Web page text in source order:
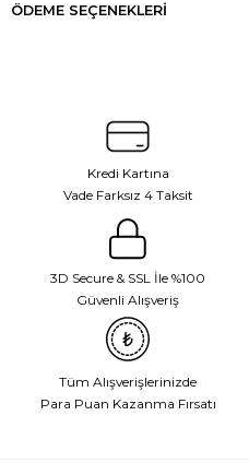
ÖDEME SEÇENEKLERI
Kredi Kartına
Vade Farksız 4 Taksit
3D Secure & SSL İle %100
Güvenli Alışveriş
Tüm Alışverişlerinizde
Para Puan Kazanma Fırsatı